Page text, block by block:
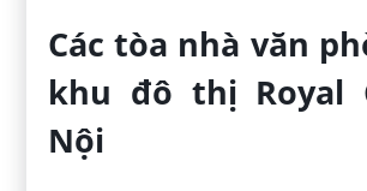
Các tòa nhà văn
khu đô thị Royal
Nội